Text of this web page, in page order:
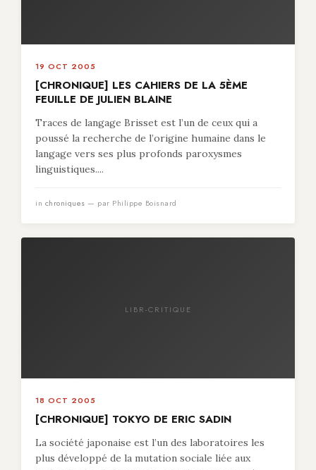
19 OCT 2005
[CHRONIQUE] LES CAHIERS DE LA 5ÈME
FEUILLE DE JULIEN BLAINE
Traces de langage Brisset est l’un de ceux qui a
poussé la recherche de l’origine humaine dans le
langage vers ses plus profonds paroxysmes
linguistiques....
in chroniques — par Philippe Boisnard
LIBR-CRITIQUE
18 OCT 2005
[CHRONIQUE] TOKYO DE ERIC SADIN
La société japonaise est l’un des laboratoires les
plus développé de la mutation sociale liée aux